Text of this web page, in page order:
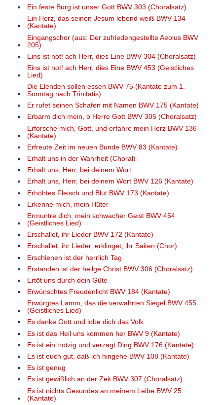
Ein feste Burg ist unser Gott BWV 303 (Choralsatz)
Ein Herz, das seinen Jesum lebend weiß BWV 134
(Kantate)
Eingangschor (aus: Der zufriedengestellte Aeolus BWV
205)
Eins ist not! ach Herr, dies Eine BWV 304 (Choralsatz)
Eins ist not! ach Herr, dies Eine BWV 453 (Geistliches
Lied)
Die Elenden sollen essen BWV 75 (Kantate zum 1.
Sonntag nach Trinitatis)
Er rufet seinen Schafen mit Namen BWV 175 (Kantate)
Erbarm dich mein, o Herre Gott BWV 305 (Choralsatz)
Erforsche mich, Gott, und erfahre mein Herz BWV 136
(Kantate)
Erfreute Zeit im neuen Bunde BWV 83 (Kantate)
Erhalt uns in der Wahrheit (Choral)
Erhalt uns, Herr, bei deinem Wort
Erhalt uns, Herr, bei deinem Wort BWV 126 (Kantate)
Erhöhtes Fleisch und Blut BWV 173 (Kantate)
Erkenne mich, mein Hüter
Ermuntre dich, mein schwacher Geist BWV 454
(Geistliches Lied)
Erschallet, ihr Lieder BWV 172 (Kantate)
Erschallet, ihr Lieder, erklinget, ihr Saiten (Chor)
Erschienen ist der herrlich Tag
Erstanden ist der heilge Christ BWV 306 (Choralsatz)
Ertöt uns durch dein Güte
Erwünschtes Freudenlicht BWV 184 (Kantate)
Erwürgtes Lamm, das die verwahrten Siegel BWV 455
(Geistliches Lied)
Es danke Gott und lobe dich das Volk
Es ist das Heil uns kommen her BWV 9 (Kantate)
Es ist ein trotzig und verzagt Ding BWV 176 (Kantate)
Es ist euch gut, daß ich hingehe BWV 108 (Kantate)
Es ist genug
Es ist gewißlich an der Zeit BWV 307 (Choralsatz)
Es ist nichts Gesundes an meinem Leibe BWV 25
(Kantate)